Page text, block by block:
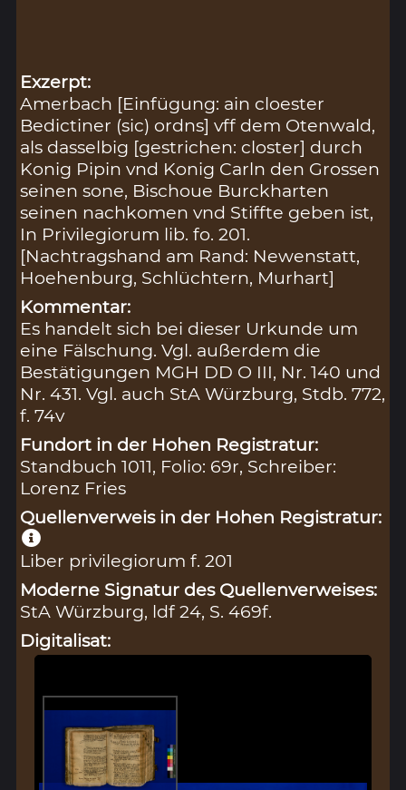
Exzerpt:
Amerbach [Einfügung: ain cloester
Bedictiner (sic) ordns] vff dem Otenwald,
als dasselbig [gestrichen: closter] durch
Konig Pipin vnd Konig Carln den Grossen
seinen sone, Bischoue Burckharten
seinen nachkomen vnd Stiffte geben ist,
In Privilegiorum lib. fo. 201.
[Nachtragshand am Rand: Newenstatt,
Hoehenburg, Schlüchtern, Murhart]
Kommentar:
Es handelt sich bei dieser Urkunde um
eine Fälschung. Vgl. außerdem die
Bestätigungen MGH DD O III, Nr. 140 und
Nr. 431. Vgl. auch StA Würzburg, Stdb. 772,
f. 74v
Fundort in der Hohen Registratur:
Standbuch 1011, Folio: 69r, Schreiber:
Lorenz Fries
Quellenverweis in der Hohen Registratur:
Liber privilegiorum f. 201
Moderne Signatur des Quellenverweises:
StA Würzburg, ldf 24, S. 469f.
Digitalisat: